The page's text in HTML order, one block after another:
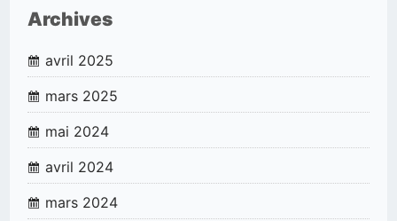
Archives
avril 2025
mars 2025
mai 2024
avril 2024
mars 2024